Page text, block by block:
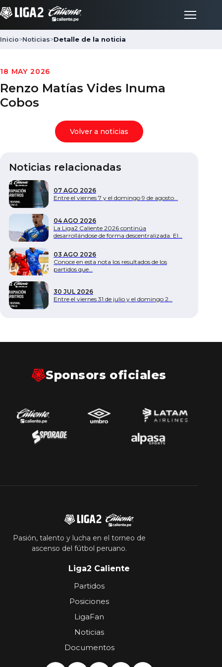
Inicio
Partidos
Clubes
Noticias
Documentos
Inicio>Noticias>Detalle de la noticia
18 MAY 2026
Renzo Matías Vides Inuma
Cobos
Volver a noticias
Noticias relacionadas
07 AGO 2026
Entre el viernes 7 y el domingo 9 de agosto…
04 AGO 2026
La Liga2 Caliente 2026 continúa
desarrollándose de forma descentralizada. El…
03 AGO 2026
Conoce en esta nota los resultados de los
partidos que…
30 JUL 2026
Entre el viernes 31 de julio y el domingo 2…
Sponsors oficiales
Pasión, talento y lucha en el torneo de
ascenso del fútbol peruano.
Liga2 Caliente
Partidos
Posiciones
LigaFan
Noticias
Documentos